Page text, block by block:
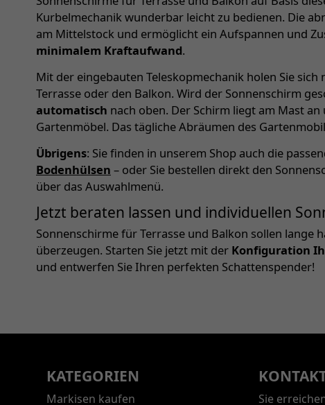
Kurbelmechanik wunderbar leicht zu bedienen. Die
am Mittelstock und ermöglicht ein Aufspannen und
minimalem Kraftaufwand.
Mit der eingebauten Teleskopmechanik holen Sie
Terrasse oder den Balkon. Wird der Sonnenschirm
automatisch nach oben. Der Schirm liegt am Mast
Gartenmöbel. Das tägliche Abräumen des
Übrigens: Sie finden in unserem Shop auch die
Bodenhülsen – oder Sie bestellen direkt den
über das Auswahlmenü.
Jetzt beraten lassen und individuellen
Sonnenschirme für Terrasse und Balkon sollen lange
überzeugen. Starten Sie jetzt mit der Konfiguration
und entwerfen Sie Ihren perfekten Schattenspender!
KATEGORIEN
Markisen kaufen Sie